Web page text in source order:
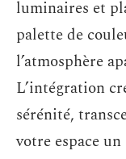
luminaires et
palette de
l’atmosphère
L’intégration
sérénité,
votre espace